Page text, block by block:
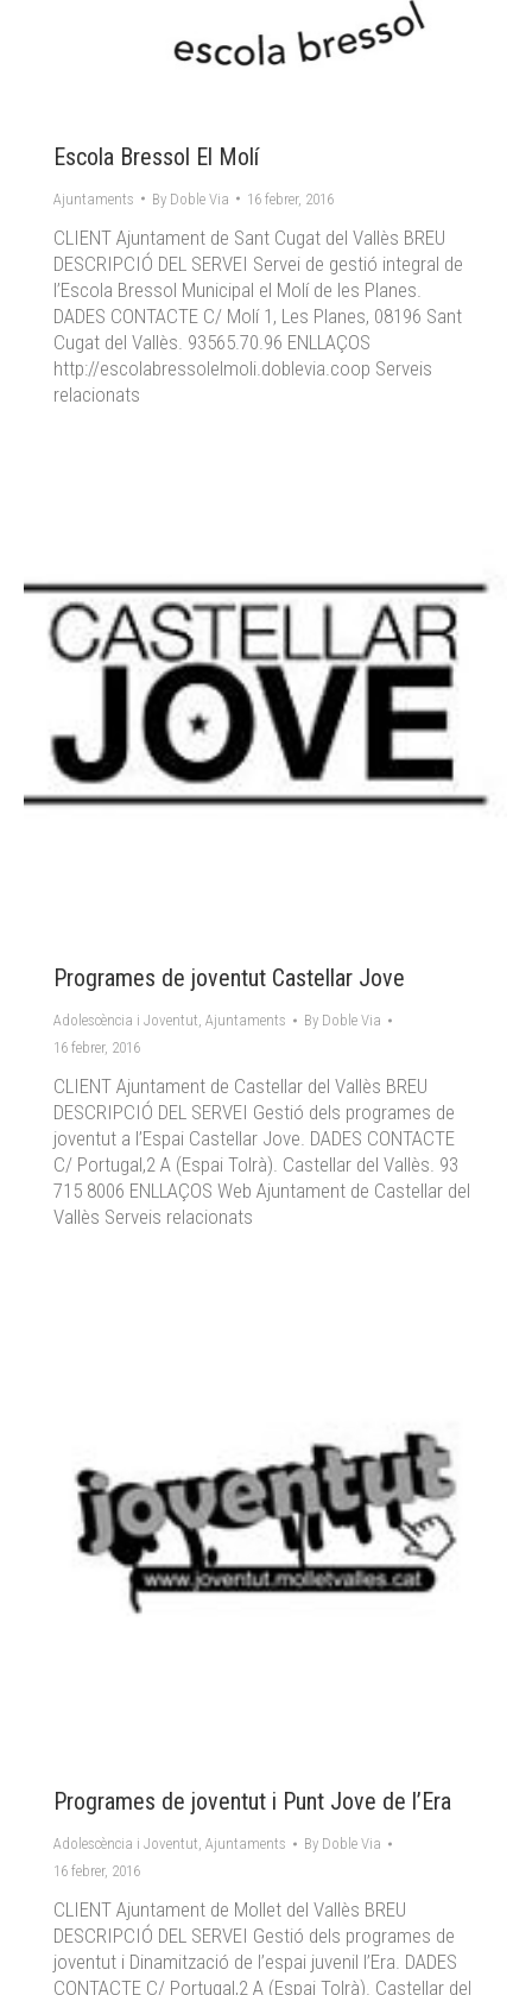
Escola Bressol El Molí
Ajuntaments By Doble Via 16 febrer, 2016
CLIENT Ajuntament de Sant Cugat del Vallès BREU
DESCRIPCIÓ DEL SERVEI Servei de gestió integral de
l’Escola Bressol Municipal el Molí de les Planes.
DADES CONTACTE C/ Molí 1, Les Planes, 08196 Sant
Cugat del Vallès. 93565.70.96 ENLLAÇOS
http://escolabressolelmoli.doblevia.coop Serveis
relacionats
Programes de joventut Castellar Jove
Adolescència i Joventut, Ajuntaments By Doble Via
16 febrer, 2016
CLIENT Ajuntament de Castellar del Vallès BREU
DESCRIPCIÓ DEL SERVEI Gestió dels programes de
joventut a l’Espai Castellar Jove. DADES CONTACTE
C/ Portugal,2 A (Espai Tolrà). Castellar del Vallès. 93
715 8006 ENLLAÇOS Web Ajuntament de Castellar del
Vallès Serveis relacionats
Programes de joventut i Punt Jove de l’Era
Adolescència i Joventut, Ajuntaments By Doble Via
16 febrer, 2016
CLIENT Ajuntament de Mollet del Vallès BREU
DESCRIPCIÓ DEL SERVEI Gestió dels programes de
joventut i Dinamització de l’espai juvenil l’Era. DADES
CONTACTE C/ Portugal,2 A (Espai Tolrà). Castellar del